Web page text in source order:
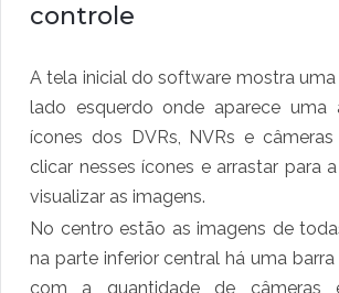
controle
A tela inicial do software mostra
lado esquerdo onde aparece uma
ícones dos DVRs, NVRs e
clicar nesses ícones e arrastar para
visualizar as imagens.
No centro estão as imagens de
na parte inferior central há uma
com a quantidade de